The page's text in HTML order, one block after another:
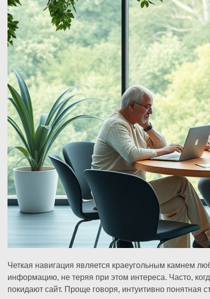
Четкая навигация является краеугольным камнем
информацию, не теряя при этом интереса. Часто,
покидают сайт. Проще говоря, интуитивно понятная